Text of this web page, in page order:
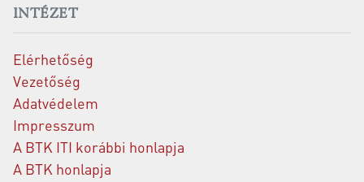
INTÉZET
Elérhetőség
Vezetőség
Adatvédelem
Impresszum
A BTK ITI korábbi honlapja
A BTK honlapja